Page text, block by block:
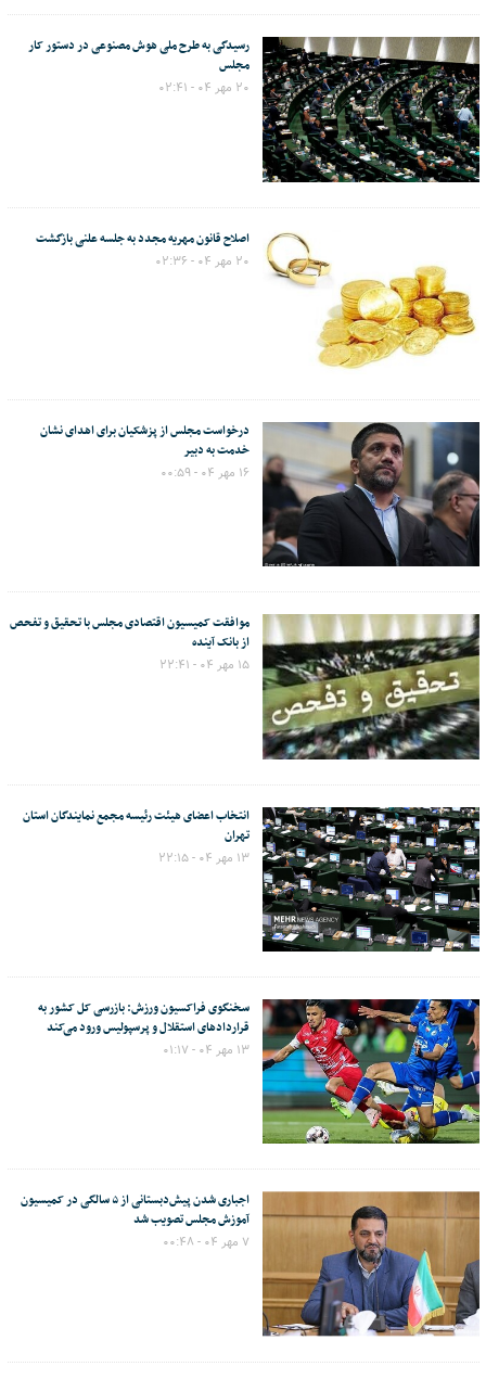
رسیدگی به طرح ملی هوش مصنوعی در دستور کار
مجلس
۲۰ مهر ۰۴ - ۰۲:۴۱
اصلاح قانون مهریه مجدد به جلسه علنی بازگشت
۲۰ مهر ۰۴ - ۰۲:۳۶
درخواست مجلس از پزشکیان برای اهدای نشان
خدمت به دبیر
۱۶ مهر ۰۴ - ۰۰:۵۹
موافقت کمیسیون اقتصادی مجلس با تحقیق و تفحص
از بانک آینده
۱۵ مهر ۰۴ - ۲۲:۴۱
انتخاب اعضای هیئت رئیسه مجمع نمایندگان استان
تهران
۱۳ مهر ۰۴ - ۲۲:۱۵
سخنگوی فراکسیون ورزش: بازرسی کل کشور به
قراردادهای استقلال و پرسپولیس ورود می‌کند
۱۳ مهر ۰۴ - ۰۱:۱۷
اجباری شدن پیش‌دبستانی از ۵ سالگی در کمیسیون
آموزش مجلس تصویب شد
۷ مهر ۰۴ - ۰۰:۴۸